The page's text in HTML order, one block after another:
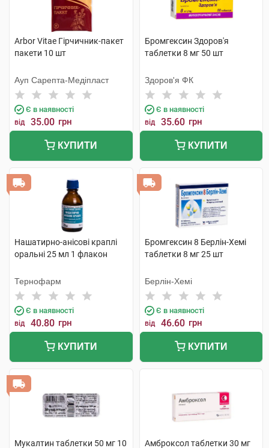
Arbor Vitae Гірчичник-пакет
пакети 10 шт
Ауп Сарепта-Медіпласт
Є в наявності
від 35.00 грн
КУПИТИ
Бромгексин Здоров'я
таблетки 8 мг 50 шт
Здоров'я ФК
Є в наявності
від 35.60 грн
КУПИТИ
Нашатирно-анісові краплі
оральні 25 мл 1 флакон
Тернофарм
Є в наявності
від 40.80 грн
КУПИТИ
Бромгексин 8 Берлін-Хемі
таблетки 8 мг 25 шт
Берлін-Хемі
Є в наявності
від 46.60 грн
КУПИТИ
Мукалтин таблетки 50 мг 10 Амброксол таблетки 30 мг